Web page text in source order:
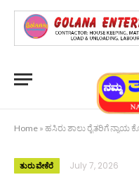
Home » ಹಸಿರು ಶಾಲು ರೈತರಿಗೆ ನ್ಯಾಯ
ತುರುವೇಕೆರೆ July 7, 2026